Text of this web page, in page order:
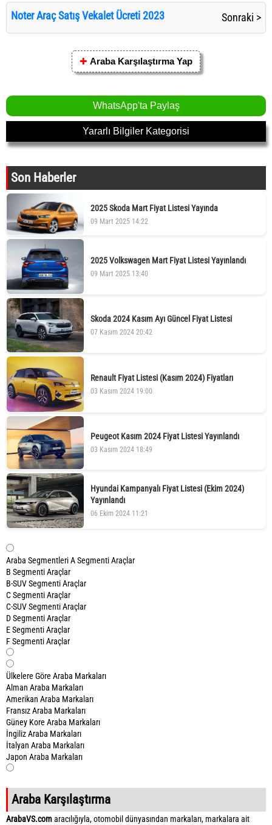
Noter Araç Satış Vekalet Ücreti 2023 Sonraki >
✚ Araba Karşılaştırma Yap
WhatsApp'ta Paylaş
Yararlı Bilgiler Kategorisi
Son Haberler
2025 Skoda Mart Fiyat Listesi Yayında
09 Mart 2025 14:22
2025 Volkswagen Mart Fiyat Listesi Yayınlandı
09 Mart 2025 13:40
Skoda 2024 Kasım Ayı Güncel Fiyat Listesi
07 Kasım 2024 20:42
Renault Fiyat Listesi (Kasım 2024) Fiyatları
03 Kasım 2024 19:00
Peugeot Kasım 2024 Fiyat Listesi Yayınlandı
03 Kasım 2024 18:49
Hyundai Kampanyalı Fiyat Listesi (Ekim 2024)
Yayınlandı
06 Ekim 2024 11:21
Araba SegmentleriA Segmenti Araçlar
B Segmenti Araçlar
B-SUV Segmenti Araçlar
C Segmenti Araçlar
C-SUV Segmenti Araçlar
D Segmenti Araçlar
E Segmenti Araçlar
F Segmenti Araçlar
Ülkelere Göre Araba Markaları
Alman Araba Markaları
Amerikan Araba Markaları
Fransız Araba Markaları
Güney Kore Araba Markaları
İngiliz Araba Markaları
İtalyan Araba Markaları
Japon Araba Markaları
Araba Karşılaştırma
ArabaVS.comaracılığıyla, otomobil dünyasından markaları, markalara ait